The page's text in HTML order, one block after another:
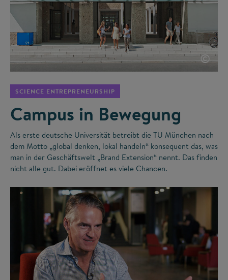
©
SCIENCE ENTREPRENEURSHIP
Campus in Bewegung
Als erste deutsche Universität betreibt die TU München nach
dem Motto „global denken, lokal handeln“ konsequent das, was
man in der Geschäftswelt „Brand Extension“ nennt. Das finden
nicht alle gut. Dabei eröffnet es viele Chancen.